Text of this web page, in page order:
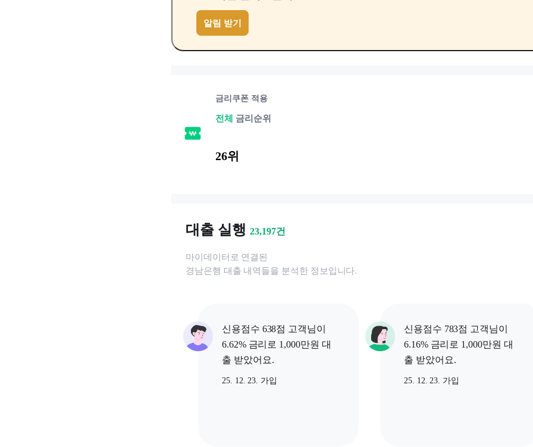
알림 받기
금리쿠폰 적용
전체 금리순위
26위
대출 실행 23,197건
마이데이터로 연결된
경남은행 대출 내역들을 분석한 정보입니다.
신용점수 638점 고객님이
6.62% 금리로 1,000만원 대
출 받았어요.
25. 12. 23. 가입
신용점수 783점 고객님이
6.16% 금리로 1,000만원 대
출 받았어요.
25. 12. 23. 가입